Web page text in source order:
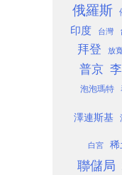
俄羅斯
印度
台灣
拜登 放
普京
泡泡瑪特
澤連斯基
白宮 稀
聯儲局